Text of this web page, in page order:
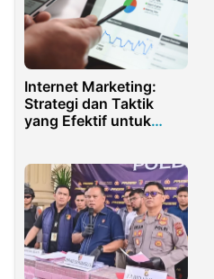
Internet Marketing:
Strategi dan Taktik
yang Efektif untuk